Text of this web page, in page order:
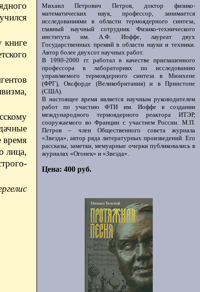
книге
время
лица,
Михаил Петрович Петров, доктор физико-
математических наук, профессор, занимается
исследованиями в области термоядерного синтеза,
главный научный сотрудник Физико-технического
института им. А.Ф. Иоффе, лауреат двух
Государственных премий в области науки и техники.
Автор более двухсот научных работ.
В 1990-2000 гг. работал в качестве приглашенного
профессора в лабораториях по исследованию
управляемого термоядерного синтеза в Мюнхене
(ФРГ), Оксфорде (Великобритания) и в Принстоне
(США).
В настоящее время является научным руководителем
работ по участию ФТИ им. Иоффе в создании
международного термоядерного реактора ИТЭР,
сооружаемого во Франции с участием России. М.П.
Петров – член Общественного совета журнала
«Звезда», автор ряда литературных произведений. Его
рассказы, заметки, мемуарные очерки публиковались в
журналах «Огонек» и «Звезда».
Цена: 400 руб.